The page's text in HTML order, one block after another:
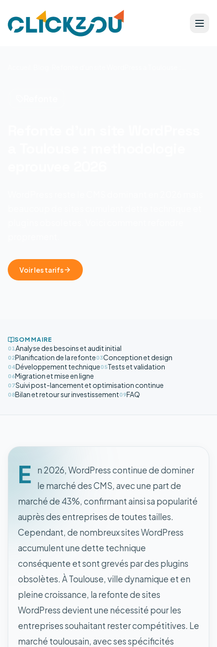
Voir les tarifs
SOMMAIRE
01 Analyse des besoins et audit initial
02Planification de la refonte03Conception et design
04Développement technique05Tests et validation
06Migration et mise en ligne
07Suivi post-lancement et optimisation continue
08Bilan et retour sur investissement09FAQ
E
n 2026, WordPress continue de dominer
le marché des CMS, avec une part de
marché de 43%, confirmant ainsi sa popularité
auprès des entreprises de toutes tailles.
Cependant, de nombreux sites WordPress
accumulent une dette technique
conséquente et sont grevés par des plugins
obsolètes. À Toulouse, ville dynamique et en
pleine croissance, la refonte de sites
WordPress devient une nécessité pour les
entreprises souhaitant rester compétitives. Le
marché toulousain, avec ses spécificités